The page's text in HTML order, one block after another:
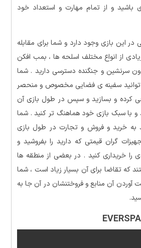
باشید و از تمام مهارت و استعداد خود
این بازی وجود دارد و شما برای مقابله
از انواع مختلف اسلحه ها ، بمب افکن
سرنشین و جنگنده دسترسی دارید . شما
توانید سفینه ی فضایی مخصوص و منحصر
کرده و بسازید و سپس در طول بازی آن
و با سبک بازی خود هماهنگ تر کنید . شما
به خرید و فروش و تجارت در طول بازی
گران قیمتی که دارید را بفروشید و
را خریداری کنید . در بعضی از منطقه ها
که تقاضا برای آن بسیار زیاد است ، شما
آوردن آن منابع و فروختنشان در آن جا به